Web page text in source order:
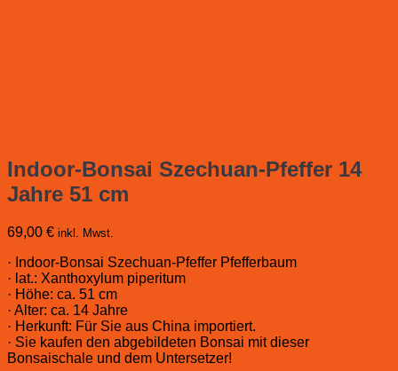
Indoor-Bonsai Szechuan-Pfeffer 14
Jahre 51 cm
69,00 € inkl. Mwst.
· Indoor-Bonsai Szechuan-Pfeffer Pfefferbaum
· lat.: Xanthoxylum piperitum
· Höhe: ca. 51 cm
· Alter: ca. 14 Jahre
· Herkunft: Für Sie aus China importiert.
· Sie kaufen den abgebildeten Bonsai mit dieser
Bonsaischale und dem Untersetzer!